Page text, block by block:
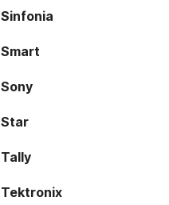
Sinfonia
Smart
Sony
Star
Tally
Tektronix